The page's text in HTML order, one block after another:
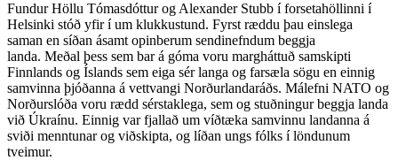
Fundur Höllu Tómasdóttur og Alexander Stubb í forsetahöllinni í
Helsinki stóð yfir í um klukkustund. Fyrst ræddu þau einslega
saman en síðan ásamt opinberum sendinefndum beggja
landa. Meðal þess sem bar á góma voru margháttuð samskipti
Finnlands og Íslands sem eiga sér langa og farsæla sögu en einnig
samvinna þjóðanna á vettvangi Norðurlandaráðs. Málefni NATO og
Norðurslóða voru rædd sérstaklega, sem og stuðningur beggja landa
við Úkraínu. Einnig var fjallað um víðtæka samvinnu landanna á
sviði menntunar og viðskipta, og líðan ungs fólks í löndunum
tveimur.​​​​‌ ‍ ​‍​‍‌‍ ‌ ​‍‌‍‍‌‌‍‌ ‌‍‍‌‌‍ ‍​‍​‍​ ‍‍​‍​‍‌ ​ ‌‍​‌‌‍ ‍‌‍‍‌‌ ‌​‌ ‍‌​‍ ‍‌‍‍‌‌‍ ​‍​‍​‍ ​​‍​‍‌‍‍​‌ ​‍‌‍‌‌‌‍‌‍​‍​‍​ ‍‍​‍​‍‌‍‍​‌ ‌​‌ ‌​‌ ​​‌ ​ ​‍ ​‍ ‌‍‌‍‌‍ ‌ ​‍‌ ​ ‌‍‌‌‌ ‌​‌‍‍‌​‍ ‌‌‍‍‌‌ ​ ‌‍ ​‌‍​‌‌‍ ‍‌‍‌​‌ ​ ​‍ ‍‌ ‌‍‌‍‌‌‌ ​‍‌‍​ ‌‍‌‌‌‍ ​​‍ ‍‌‍​‌‌ ​​‌ ​​​‍ ‌ ​ ‌ ‌​‌ ‌‌‌‍‌​‌‍‍‌‌‍ ​‍ ‌‍‍‌‌‍ ‍‌ ‌​‌‍‌‌‌‍ ‍‌ ‌​​‍ ‌‍‌‌‌‍‌​‌‍‍‌‌ ‌​​‍ ‌‍ ‌‌‍ ‌‍‌​‌‍‌‌​ ‌‌ ​​‌ ​‍‌‍‌‌‌ ​ ‌‍‌‌‌‍ ‍‌ ‌​‌‍​‌‌ ‌​‌‍‍‌‌‍ ‌‍ ‍​ ‍ ‌‍‍‌‌‍‌​​ ‌‌ ​ ‌​‍‌‌​‌​‌‍‍​‌​​‌‌‍‌​‌‍​ ​ ‌‌‌‌‌​‌​​ ‌‌‍​‌‌​ ‌‌‌‌‌​‍‌​ ‌​‌​ ‌​ ​ ‌‌​ ‌‌‌​‌​​ ‌​ ‌​ ‌ ​ ‍ ‌ ‌​‌ ‍‌‌ ​​‌‍‌‌​ ‌‌‍ ‍‌‍‌‌‌ ‌ ‌ ​ ​ ‍ ‌ ​​‌‍​‌‌ ‌​‌‍‍​​ ‌‌ ​​‌‍​‌‌‍‌ ‌‍‌‌‌​​‍‌ ‌‌‌‍‍‌‌‍ ​‌‍‌​‌‍‌‌‌ ​‍​‍‌‌​ ‌‌‌​​‍‌‌ ‌‍‍ ‌‍‌‌‌ ‍‌​‍‌‌​ ​ ‌​‌​​‍‌‌​ ​ ‌​‌​​‍‌‌​ ​‍​ ​‍‌ ​‍‌‍‍‌‌‍​ ‌‍‍​‌ ‌​‌‍‌‌‌ ‍​‌ ‌​​‍ ‌‌ ‌‍​ ‌​‌ ​‍‌ ‍‌​ ‌​‌‍​‍‌‍‌​​ ​​‌‍ ​‍‌‌​ ​‍​ ​‍​‍‌‌​ ‌‌‌​‌​​‍ ‍‌‍​ ‌‍ ‌‍ ‍‌ ‌​‌‍‌‌‌‍ ‍‌ ‌​​‍‌‌​ ‌‌‌​​‍‌‌ ‌‍‍ ‌‍‌‌‌ ‍‌​‍‌‌​ ​ ‌​‌​​‍‌‌​ ​ ‌​‌​​‍‌‌​ ​‍​ ​‍​ ‌‌​ ​‌​ ‌ ‌‍​‍‌‍​‍​ ​‌​ ‌‌​ ‌ ​ ‌​​ ‌‍‌‍​‍‌‍​ ​‍‌‌​ ​‍​ ​‍​‍‌‌​ ‌‌‌​‌​​‍ ‍‌‍​ ‌‍‍​‌‍‍‌‌‍ ​‌‍‌​‌ ​‍‌‍‌‌‌‍ ‍​‍‌‌​ ‌‌‌​​‍‌‌ ‌‍‍ ‌‍‌‌‌ ‍‌​‍‌‌​ ​ ‌​‌​​‍‌‌​ ​ ‌​‌​​‍‌‌​ ​‍​ ​‍‌‍‌​‌‍‌‍‌‍‌​​ ​ ​ ‌‌​ ​​‌‍‌‍​ ‍​​ ​ ​ ‍‌‌‍​‌​ ​ ​‍‌‌​ ​‍​ ​‍​‍‌‌​ ‌‌‌​‌​​‍ ‍‌ ‌​‌‍‌‌‌ ‍​‌ ‌​​ ‌‍​‍‌‍​‌‌ ​ ‌‍‌‌‌‌‌‌‌ ​‍‌‍ ​​ ‌‌‍‍​‌ ‌​‌ ‌​‌ ​​‌ ​ ​‍‌‌​ ​‍‌​‌‍​‍‌‌​ ​‍‌​‌‍‌‍‌‍‌‍ ‌ ​‍‌ ​ ‌‍‌‌‌ ‌​‌‍‍‌​‍ ‌‌‍‍‌‌ ​ ‌‍ ​‌‍​‌‌‍ ‍‌‍‌​‌ ​ ​‍ ‍‌ ‌‍‌‍‌‌‌ ​‍‌‍​ ‌‍‌‌‌‍ ​​‍ ‍‌‍​‌‌ ​​‌ ​​​‍‌‌​ ​‍‌​‌‍‌ ​ ‌ ‌​‌ ‌‌‌‍‌​‌‍‍‌‌‍ ​‍‌‍‌‍‍‌‌‍‌​​ ‌‌ ​ ‌​‍‌‌​‌​‌‍‍​‌​​‌‌‍‌​‌‍​ ​ ‌‌‌‌‌​‌​​ ‌‌‍​‌‌​ ‌‌‌‌‌​‍‌​ ‌​‌​ ‌​ ​ ‌‌​ ‌‌‌​‌​​ ‌​ ‌​ ‌ ​‍‌‍‌ ‌​‌ ‍‌‌ ​​‌‍‌‌​ ‌‌‍ ‍‌‍‌‌‌ ‌ ‌ ​ ​‍‌‍‌ ​​‌‍​‌‌ ‌​‌‍‍​​ ‌‌ ​​‌‍​‌‌‍‌ ‌‍‌‌‌​​‍‌ ‌‌‌‍‍‌‌‍ ​‌‍‌​‌‍‌‌‌ ​‍​‍‌‌​ ‌‌‌​​‍‌‌ ‌‍‍ ‌‍‌‌‌ ‍‌​‍‌‌​ ​ ‌​‌​​‍‌‌​ ​ ‌​‌​​‍‌‌​ ​‍​ ​‍‌ ​‍‌‍‍‌‌‍​ ‌‍‍​‌ ‌​‌‍‌‌‌ ‍​‌ ‌​​‍ ‌‌ ‌‍​ ‌​‌ ​‍‌ ‍‌​ ‌​‌‍​‍‌‍‌​​ ​​‌‍ ​‍‌‌​ ​‍​ ​‍​‍‌‌​ ‌‌‌​‌​​‍ ‍‌‍​ ‌‍ ‌‍ ‍‌ ‌​‌‍‌‌‌‍ ‍‌ ‌​​‍‌‌​ ‌‌‌​​‍‌‌ ‌‍‍ ‌‍‌‌‌ ‍‌​‍‌‌​ ​ ‌​‌​​‍‌‌​ ​ ‌​‌​​‍‌‌​ ​‍​ ​‍​ ‌‌​ ​‌​ ‌ ‌‍​‍‌‍​‍​ ​‌​ ‌‌​ ‌ ​ ‌​​ ‌‍‌‍​‍‌‍​ ​‍‌‌​ ​‍​ ​‍​‍‌‌​ ‌‌‌​‌​​‍ ‍‌‍​ ‌‍‍​‌‍‍‌‌‍ ​‌‍‌​‌ ​‍‌‍‌‌‌‍ ‍​‍‌‌​ ‌‌‌​​‍‌‌ ‌‍‍ ‌‍‌‌‌ ‍‌​‍‌‌​ ​ ‌​‌​​‍‌‌​ ​ ‌​‌​​‍‌‌​ ​‍​ ​‍‌‍‌​‌‍‌‍‌‍‌​​ ​ ​ ‌‌​ ​​‌‍‌‍​ ‍​​ ​ ​ ‍‌‌‍​‌​ ​ ​‍‌‌​ ​‍​ ​‍​‍‌‌​ ‌‌‌​‌​​‍ ‍‌ ‌​‌‍‌‌‌ ‍​‌ ‌​​‍‌‍‌ ​​‌‍‌‌‌ ​‍‌ ​ ‌ ​​‌‍‌‌‌‍​ ‌ ‌​‌‍‍‌‌ ‌‍‌‍‌‌​ ‌‌ ​​‌ ‌‌‌‍​‍‌‍ ​‌‍‍‌‌ ​ ‌‍‍​‌‍‌‌‌‍‌​​‍​‍‌ ‌